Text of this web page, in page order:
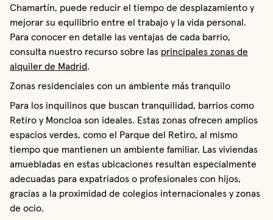
Chamartín, puede reducir el tiempo de desplazamiento y
mejorar su equilibrio entre el trabajo y la vida personal.
Para conocer en detalle las ventajas de cada barrio,
consulta nuestro recurso sobre las principales zonas de
alquiler de Madrid.
Zonas residenciales con un ambiente más tranquilo
Para los inquilinos que buscan tranquilidad, barrios como
Retiro y Moncloa son ideales. Estas zonas ofrecen amplios
espacios verdes, como el Parque del Retiro, al mismo
tiempo que mantienen un ambiente familiar. Las viviendas
amuebladas en estas ubicaciones resultan especialmente
adecuadas para expatriados o profesionales con hijos,
gracias a la proximidad de colegios internacionales y zonas
de ocio.